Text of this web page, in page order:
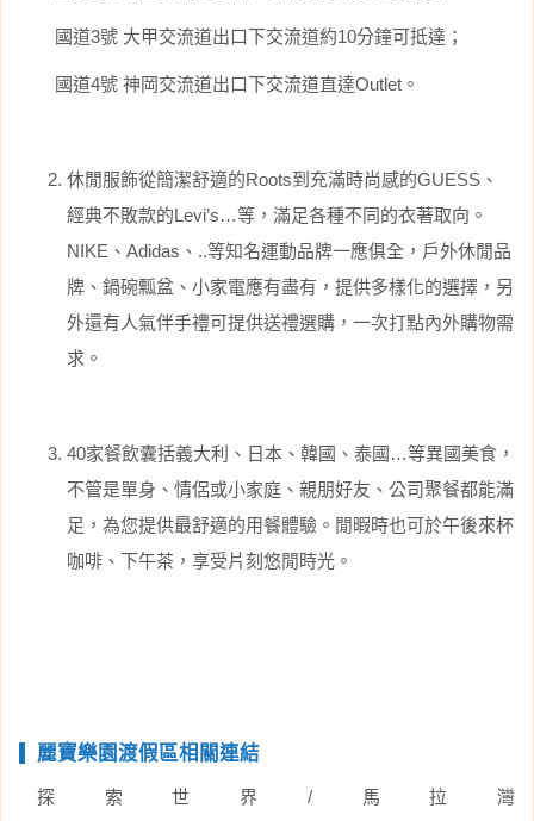
國道3號 大甲交流道出口下交流道約10分鐘可抵達；
國道4號 神岡交流道出口下交流道直達Outlet。
休閒服飾從簡潔舒適的Roots到充滿時尚感的GUESS、
經典不敗款的Levi’s…等，滿足各種不同的衣著取向。
NIKE、Adidas、..等知名運動品牌一應俱全，戶外休閒品
牌、鍋碗瓢盆、小家電應有盡有，提供多樣化的選擇，另
外還有人氣伴手禮可提供送禮選購，一次打點內外購物需
求。
40家餐飲囊括義大利、日本、韓國、泰國…等異國美食，
不管是單身、情侶或小家庭、親朋好友、公司聚餐都能滿
足，為您提供最舒適的用餐體驗。閒暇時也可於午後來杯
咖啡、下午茶，享受片刻悠閒時光。
麗寶樂園渡假區相關連結
探索世界/馬拉灣